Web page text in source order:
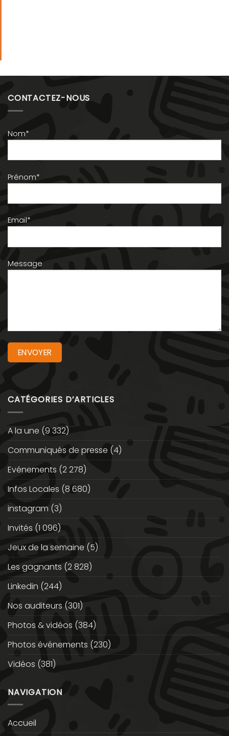
CONTACTEZ-NOUS
Nom*
Prénom*
Email*
Message
CATÉGORIES D’ARTICLES
A la une (9 332)
Communiqués de presse (4)
Evénements (2 278)
Infos Locales (8 680)
instagram (3)
Invités (1 096)
Jeux de la semaine (5)
Les gagnants (2 828)
Linkedin (244)
Nos auditeurs (301)
Photos & vidéos (384)
Photos événements (230)
Vidéos (381)
NAVIGATION
Accueil